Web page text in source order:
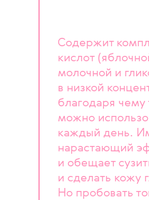
Содержит
кислот
молочной и
в низкой
благодаря чему
можно
каждый день.
нарастающий
и обещает
и сделать кожу
Но пробовать